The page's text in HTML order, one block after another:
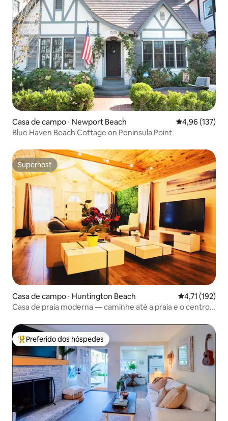
Casa de campo ⋅ Newport Beach 4,96 de uma
4,96 (137)
Blue Haven Beach Cottage on Peninsula Point
Superhost
Superhost
Casa de campo ⋅ Huntington Beach 4,71 de uma
4,71 (192)
Casa de praia moderna — caminhe até a praia e o centro
Entre os melhores preferidos dos hóspedes
Preferido dos hóspedes